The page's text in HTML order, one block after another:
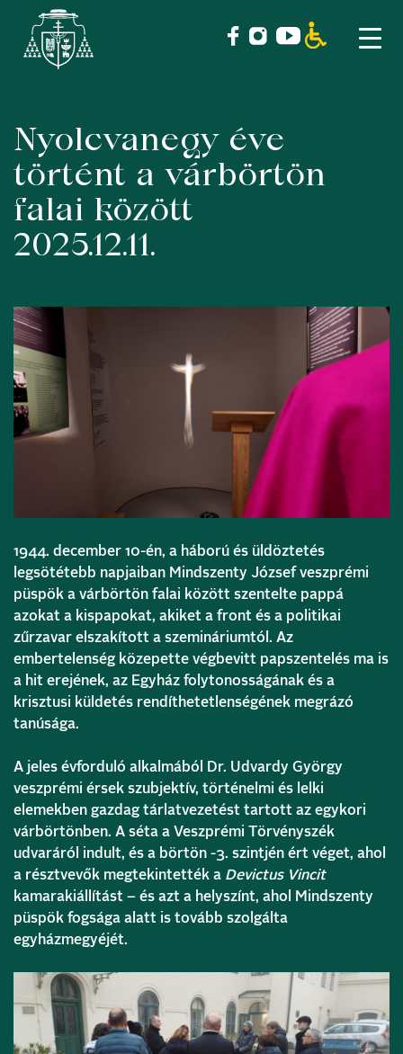
Skip
content
Nyolcvanegy éve
történt a várbörtön
falai között
2025.12.11.
1944. december 10-én, a háború és üldöztetés
legsötétebb napjaiban Mindszenty József veszprémi
püspök a várbörtön falai között szentelte pappá
azokat a kispapokat, akiket a front és a politikai
zűrzavar elszakított a szemináriumtól. Az
embertelenség közepette végbevitt papszentelés ma is
a hit erejének, az Egyház folytonosságának és a
krisztusi küldetés rendíthetetlenségének megrázó
tanúsága.
A jeles évforduló alkalmából Dr. Udvardy György
veszprémi érsek szubjektív, történelmi és lelki
elemekben gazdag tárlatvezetést tartott az egykori
várbörtönben. A séta a Veszprémi Törvényszék
udvaráról indult, és a börtön -3. szintjén ért véget, ahol
a résztvevők megtekintették a Devictus Vincit
kamarakiállítást – és azt a helyszínt, ahol Mindszenty
püspök fogsága alatt is tovább szolgálta
egyházmegyéjét.